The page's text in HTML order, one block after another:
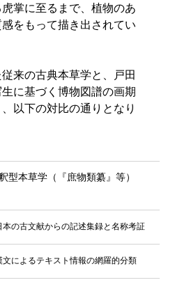
掌に至るまで、植物のあ
をもって描き出されてい
来の古典本草学と、戸田
に基づく博物図譜の画期
以下の対比の通りとなり
型本草学（『庶物類纂』等）
本の古文献からの記述集録と名称考証
文によるテキスト情報の網羅的分類